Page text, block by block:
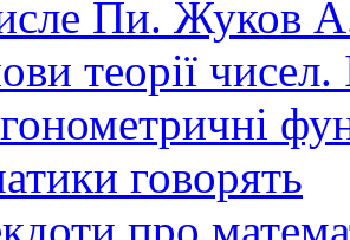
Пи. Жуков
теорії
говорять
про